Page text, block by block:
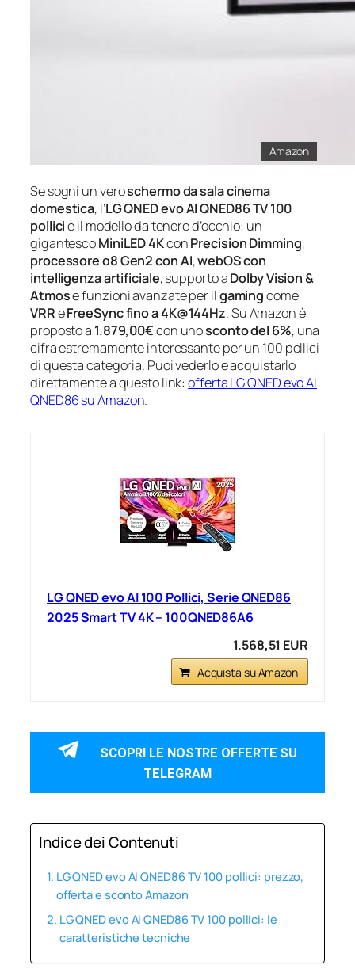
Amazon
Se sogni un veroschermo da sala cinema
domestica, l’LG QNED evo AI QNED86 TV 100
polliciè il modello da tenere d’occhio: un
gigantescoMiniLED 4KconPrecision Dimming,
processore α8 Gen2 con AI,webOS con
intelligenza artificiale, supporto aDolby Vision &
Atmose funzioni avanzate per ilgamingcome
VRReFreeSync fino a 4K@144Hz. Su Amazon è
proposto a 1.879,00€con unosconto del 6%, una
cifra estremamente interessante per un 100 pollici
di questa categoria. Puoi vederlo e acquistarlo
direttamente a questo link:offerta LG QNED evo AI
QNED86 su Amazon.
LG QNED evo AI 100 Pollici, Serie QNED86
2025 Smart TV 4K – 100QNED86A6
1.568,51 EUR
Acquista su Amazon
SCOPRI LE NOSTRE OFFERTE SU
TELEGRAM
Indice dei Contenuti
LG QNED evo AI QNED86 TV 100 pollici: prezzo,
offerta e sconto Amazon
LG QNED evo AI QNED86 TV 100 pollici: le
caratteristiche tecniche